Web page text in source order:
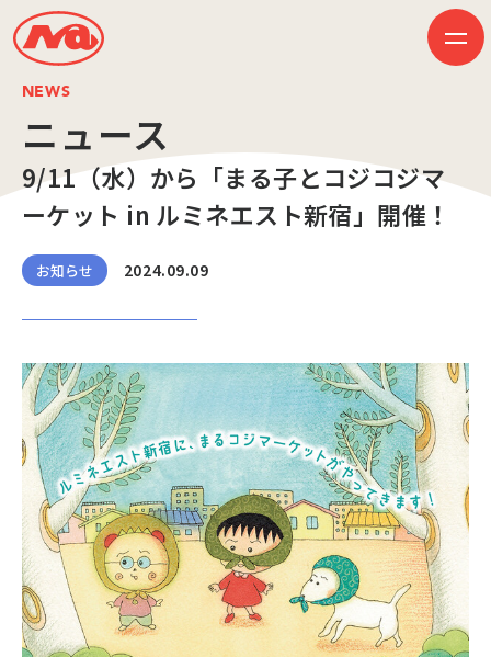
〒104-0061
東京都中央区銀座7丁目13番20号 銀座THビル5F
JP EN
HOME
ニュース
ビジネス
作品紹介
会社案内
創業50周年記念ページ
音楽配信
採用情報
NEWS
ニュース
9/11（水）から「まる子とコジコジマ
ーケット in ルミネエスト新宿」開催！
お知らせ 2024.09.09